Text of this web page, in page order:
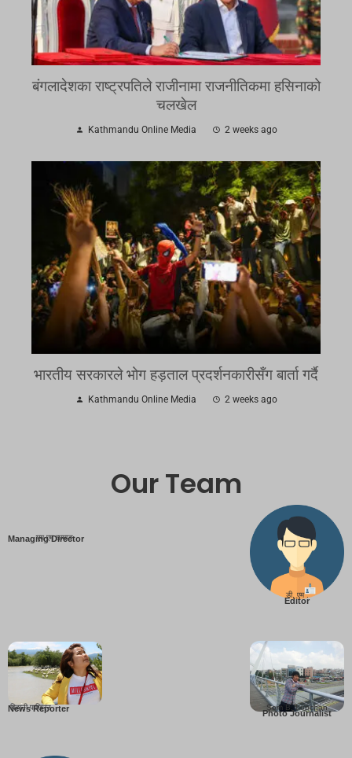
बंगलादेशका राष्ट्रपतिले राजीनामा राजनीतिकमा हसिनाको
चलखेल
Kathmandu Online Media 2 weeks ago
भारतीय सरकारले भोग हड़ताल प्रदर्शनकारीसँग बार्ता गर्दै
Kathmandu Online Media 2 weeks ago
Our Team
Managing Director
एम एम तामाङ
Editor
डी. एम .
News Reporter
बिहानी पाख्रिन
Photo Journalist
Som B. Lopchan